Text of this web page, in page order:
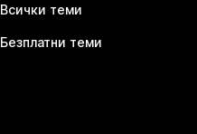
Всички теми
Безплатни теми